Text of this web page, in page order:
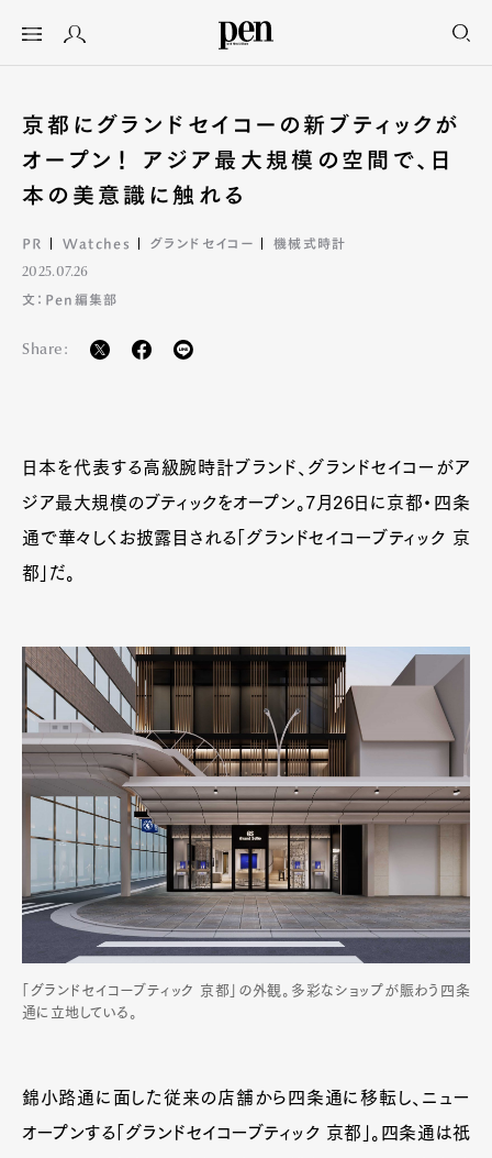
京都にグランドセイコーの新ブティックが
オープン！ アジア最大規模の空間で、日
本の美意識に触れる
PR Watches グランドセイコー 機械式時計
2025.07.26
文：Pen編集部
Share:
日本を代表する高級腕時計ブランド、グランドセイコーがア
ジア最大規模のブティックをオープン。7月26日に京都・四条
通で華々しくお披露目される「グランドセイコーブティック 京
都」だ。
「グランドセイコーブティック 京都」の外観。多彩なショップが賑わう四条
通に立地している。
錦小路通に面した従来の店舗から四条通に移転し、ニュー
オープンする「グランドセイコーブティック 京都」。四条通は祇